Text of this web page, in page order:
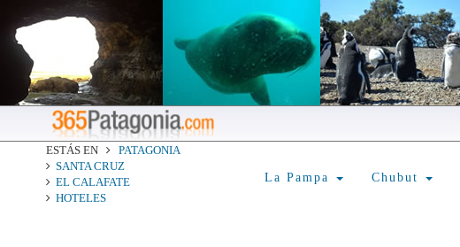
ESTÁS EN
PATAGONIA
SANTA CRUZ
EL CALAFATE
HOTELES
La Pampa Chubut